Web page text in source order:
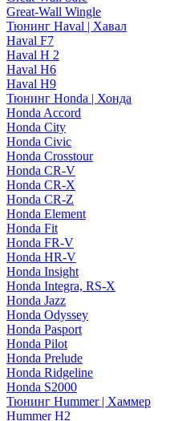
Great-Wall Wingle
Тюнинг Haval | Хавал
Haval F7
Haval H 2
Haval H6
Haval H9
Тюнинг Honda | Хонда
Honda Accord
Honda City
Honda Civic
Honda Crosstour
Honda CR-V
Honda CR-X
Honda CR-Z
Honda Element
Honda Fit
Honda FR-V
Honda HR-V
Honda Insight
Honda Integra, RS-X
Honda Jazz
Honda Odyssey
Honda Pasport
Honda Pilot
Honda Prelude
Honda Ridgeline
Honda S2000
Тюнинг Hummer | Хаммер
Hummer H2